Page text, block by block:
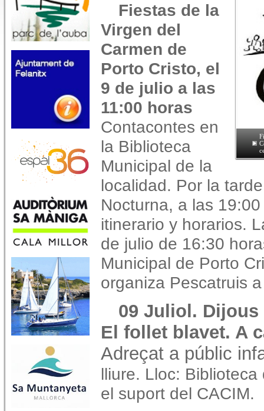
Fiestas de la
Virgen del
Carmen de
Porto Cristo, el
9 de julio a las
11:00 horas
Contacontes en
la Biblioteca
Municipal de la
localidad. Por la
Nocturna, a las
itinerario y horarios.
de julio de 16:30
Municipal de Porto
organiza Pescatruis
09 Juliol. Dijous
El follet blavet. A
Adreçat a públic
lliure. Lloc:
el suport del CACIM.